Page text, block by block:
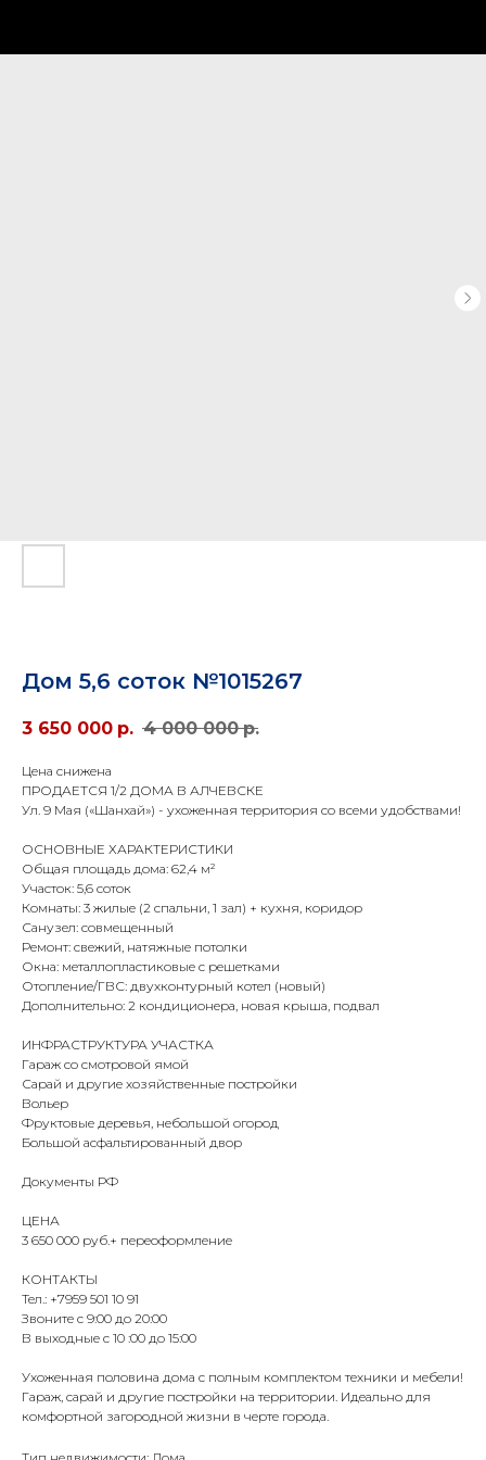
Дом 5,6 соток №1015267
3 650 000 р. 4 000 000 р.
Цена снижена
ПРОДАЕТСЯ 1/2 ДОМА В АЛЧЕВСКЕ
Ул. 9 Мая («Шанхай») - ухоженная территория со всеми удобствами!
ОСНОВНЫЕ ХАРАКТЕРИСТИКИ
Общая площадь дома: 62,4 м²
Участок: 5,6 соток
Комнаты: 3 жилые (2 спальни, 1 зал) + кухня, коридор
Санузел: совмещенный
Ремонт: свежий, натяжные потолки
Окна: металлопластиковые с решетками
Отопление/ГВС: двухконтурный котел (новый)
Дополнительно: 2 кондиционера, новая крыша, подвал
ИНФРАСТРУКТУРА УЧАСТКА
Гараж со смотровой ямой
Сарай и другие хозяйственные постройки
Вольер
Фруктовые деревья, небольшой огород
Большой асфальтированный двор
Документы РФ
ЦЕНА
3 650 000 руб.+ переоформление
КОНТАКТЫ
Тел.: +7959 501 10 91
Звоните с 9:00 до 20:00
В выходные с 10 :00 до 15:00
Ухоженная половина дома с полным комплектом техники и мебели!
Гараж, сарай и другие постройки на территории. Идеально для
комфортной загородной жизни в черте города.